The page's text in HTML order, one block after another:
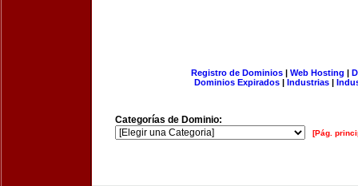
Registro de Dominios| Web Hosting |
Dominios Expirados | Industrias |
Categorías de Dominio:
[Pág.